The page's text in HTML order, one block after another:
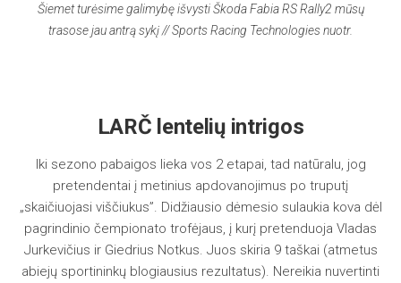
Šiemet turėsime galimybę išvysti Škoda Fabia RS Rally2 mūsų
trasose jau antrą sykį // Sports Racing Technologies nuotr.
LARČ lentelių intrigos
Iki sezono pabaigos lieka vos 2 etapai, tad natūralu, jog
pretendentai į metinius apdovanojimus po truputį
„skaičiuojasi viščiukus”. Didžiausio dėmesio sulaukia kova dėl
pagrindinio čempionato trofėjaus, į kurį pretenduoja Vladas
Jurkevičius ir Giedrius Notkus. Juos skiria 9 taškai (atmetus
abiejų sportininkų blogiausius rezultatus). Nereikia nuvertinti